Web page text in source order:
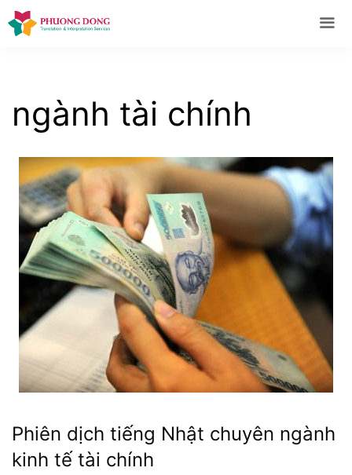
Skip
to
ngành tài chính
Phiên dịch tiếng Nhật chuyên ngành
kinh tế tài chính